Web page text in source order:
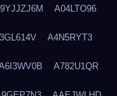
9YJJZJ6M A04LTO96
A4N5RYT3
A782U1QR